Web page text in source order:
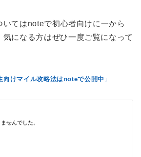
いてはnoteで初心者向けに一から
になる方はぜひ一度ご覧になって
向けマイル攻略法はnoteで公開中↓